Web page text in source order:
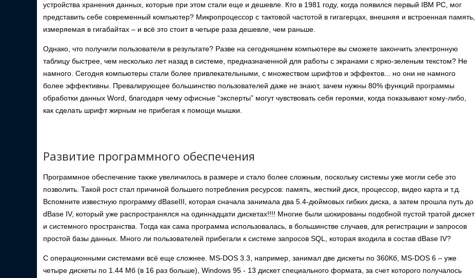
устройства хранения данных, которые при этом стали еще и дешевле. Кто в 1981 году, когда появился первый IBM PC, мог
представить себе современный компьютер? Микропроцессор с тактовой частотой в гигагерцах, внешняя и встроенная память,
измеряемая в гигабайтах – и всё это стоит в четыре раза дешевле, чем раньше.
Однако, что получили пользователи в результате? Разве на сегодняшнем компьютере вы сможете закончить электронную
таблицу быстрее, чем несколько лет назад в системе, предназначенной для работы с экранами с ярко-зеленым текстом? Не
намного. Сегодня компьютеры стали более привлекательными, с множеством шрифтов и эффектов... но они не намного
более эффективны. Превалирующее большинство пользователей даже не знают, зачем нужны 80% функций программы
обработки данных Word, благодаря чему офисные “эксперты” могут чувствовать себя героями, когда показывают кому-либо,
как сделать шрифт жирным не прибегая к помощи мышки.
Развитие программного обеспечения
Программное обеспечение также увеличилось в размере и стало более сложным, поскольку системы уже могли себе это
позволить. Такой рост стал причиной большего потребления ресурсов: память, жесткий диск, процессор, видео карта и т.д.
Вспомните известную программу dBaseIII, которая сначала занимала два 5.4-дюймовых гибких диска, а затем прошла путь до
dBase IV, который уже распространялся на одиннадцати дискетах!!!! Многие были шокированы подобной пустой тратой дискет
и системного пространства. Тогда как сама программа использовалась, в большинстве случаев, для регистрации и запросов
простой базы данных. Много ли пользователей прибегали к системе запросов SQL, которая входила в состав dBase IV?
С операционными системами всё еще сложнее. MS-DOS 3.3, например, занимал две дискеты по 360Кб, MS-DOS 6 – уже
четыре дискеты по 1.44 Мб (в 16 раз больше), Windows 95 - 13 дискет специального формата, за счет которого получалось